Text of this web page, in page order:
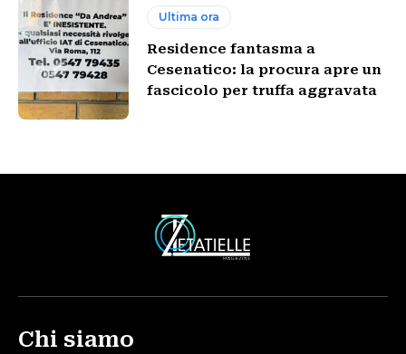
Ultima ora
Residence fantasma a
Cesenatico: la procura apre un
fascicolo per truffa aggravata
Chi siamo